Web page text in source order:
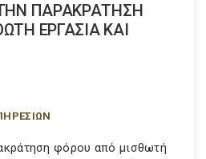
ΠΑΡΑΚΡΑΤΗΣΗ
ΕΡΓΑΣΙΑ ΚΑΙ
φόρου από μισθωτή